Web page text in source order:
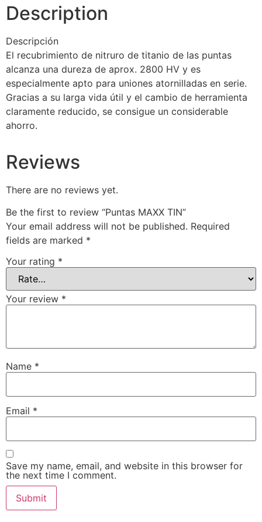
Description
Descripción
El recubrimiento de nitruro de titanio de las puntas
alcanza una dureza de aprox. 2800 HV y es
especialmente apto para uniones atornilladas en serie.
Gracias a su larga vida útil y el cambio de herramienta
claramente reducido, se consigue un considerable
ahorro.
Reviews
There are no reviews yet.
Be the first to review “Puntas MAXX TIN”
Your email address will not be published. Required
fields are marked *
Your rating *
Your review *
Name *
Email *
Save my name, email, and website in this browser for
the next time I comment.